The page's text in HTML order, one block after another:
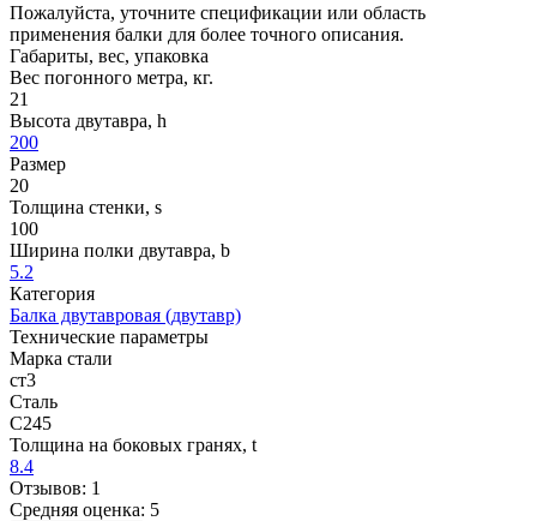
Пожалуйста, уточните спецификации или область
применения балки для более точного описания.
Габариты, вес, упаковка
Вес погонного метра, кг.
21
Высота двутавра, h
200
Размер
20
Толщина стенки, s
100
Ширина полки двутавра, b
5.2
Категория
Балка двутавровая (двутавр)
Технические параметры
Марка стали
ст3
Сталь
С245
Толщина на боковых гранях, t
8.4
Отзывов: 1
Средняя оценка: 5